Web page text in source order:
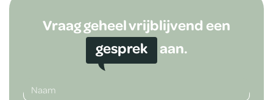
Vraag geheel vrijblijvend een
gesprek
aan.